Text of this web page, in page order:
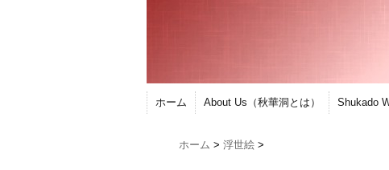
ホーム About Us（秋華洞とは） Shukado
ホーム > 浮世絵 >